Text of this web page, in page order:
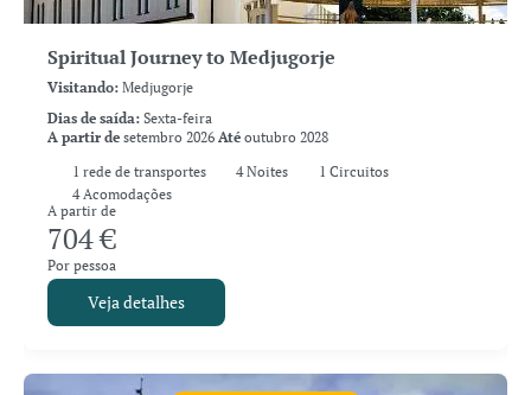
Spiritual Journey to Medjugorje
Visitando: Medjugorje
Dias de saída: Sexta-feira
A partir de setembro 2026 Até outubro 2028
1 rede de transportes 4Noites
1 Circuitos
4 Acomodações
A partir de
704 €
Por pessoa
Veja detalhes